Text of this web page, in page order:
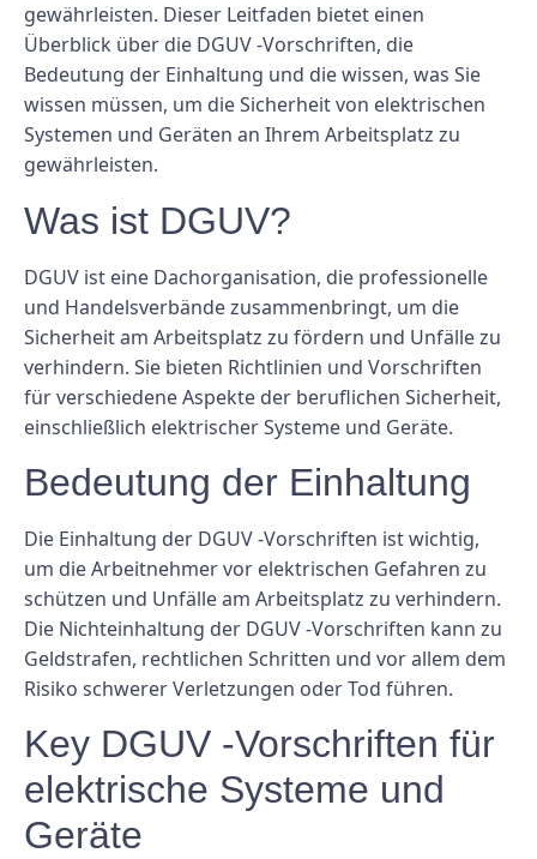
gewährleisten. Dieser Leitfaden bietet einen
Überblick über die DGUV -Vorschriften, die
Bedeutung der Einhaltung und die wissen, was Sie
wissen müssen, um die Sicherheit von elektrischen
Systemen und Geräten an Ihrem Arbeitsplatz zu
gewährleisten.
Was ist DGUV?
DGUV ist eine Dachorganisation, die professionelle
und Handelsverbände zusammenbringt, um die
Sicherheit am Arbeitsplatz zu fördern und Unfälle zu
verhindern. Sie bieten Richtlinien und Vorschriften
für verschiedene Aspekte der beruflichen Sicherheit,
einschließlich elektrischer Systeme und Geräte.
Bedeutung der Einhaltung
Die Einhaltung der DGUV -Vorschriften ist wichtig,
um die Arbeitnehmer vor elektrischen Gefahren zu
schützen und Unfälle am Arbeitsplatz zu verhindern.
Die Nichteinhaltung der DGUV -Vorschriften kann zu
Geldstrafen, rechtlichen Schritten und vor allem dem
Risiko schwerer Verletzungen oder Tod führen.
Key DGUV -Vorschriften für
elektrische Systeme und
Geräte